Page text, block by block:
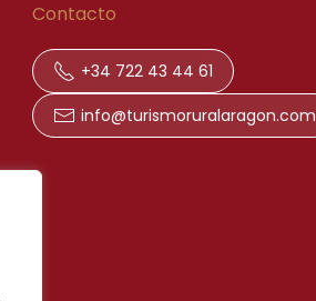
Contacto
+34 722 43 44 61
info@turismoruralaragon.com